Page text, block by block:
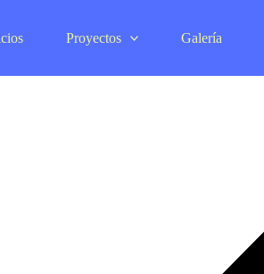
Proyectos Galería